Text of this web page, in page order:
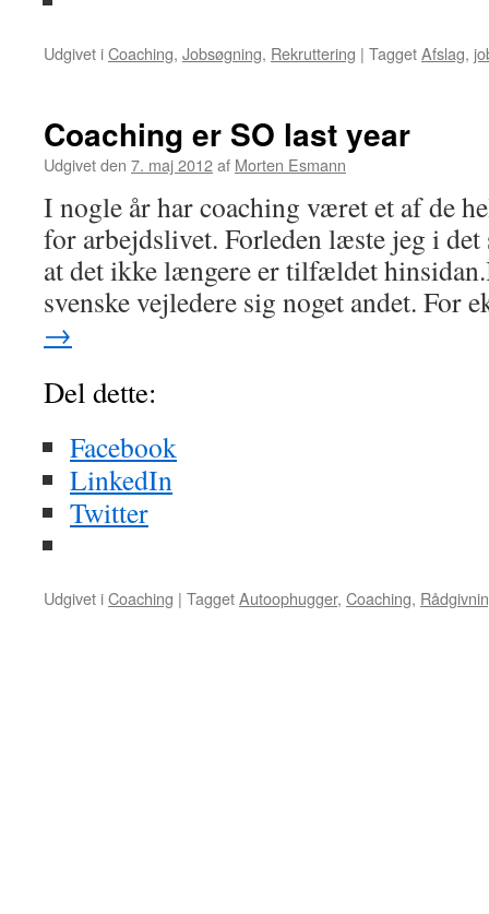
Udgivet iCoaching, Jobsøgning, Rekruttering | TaggetAfslag,
Coaching er SO last year
Udgivet den 7. maj 2012af Morten Esmann
I nogle år har coaching været et af de
for arbejdslivet. Forleden læste jeg i det
at det ikke længere er tilfældet
svenske vejledere sig noget andet. For
→
Del dette:
Facebook
LinkedIn
Twitter
Udgivet iCoaching | TaggetAutoophugger, Coaching,